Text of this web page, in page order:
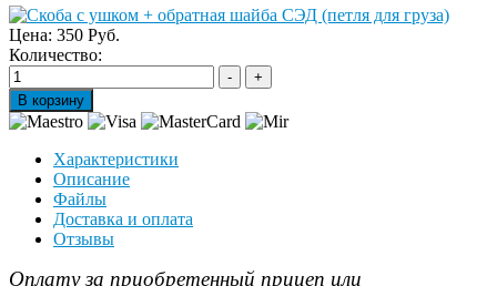
Цена: 350 Руб.
Количество:
Характеристики
Описание
Файлы
Доставка и оплата
Отзывы
Оплату за приобретенный прицеп или